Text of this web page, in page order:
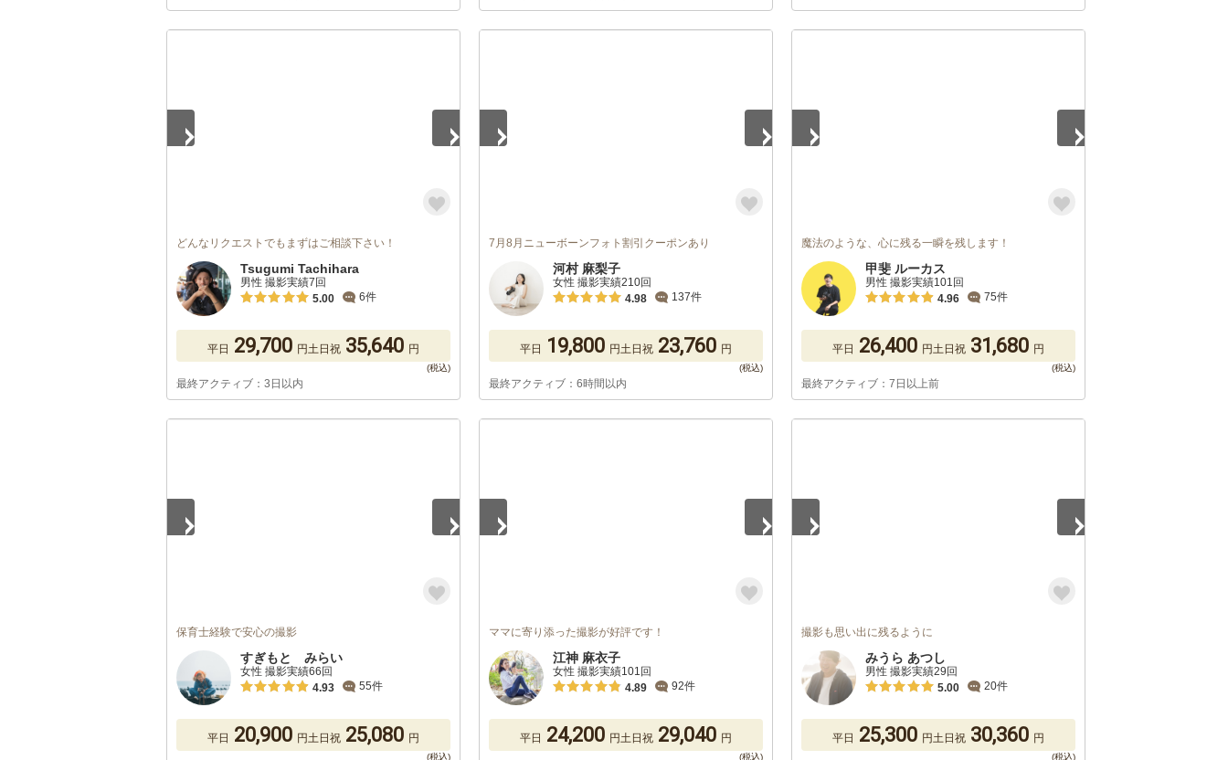
どんなリクエストでもまずはご相談下さい！
Tsugumi Tachihara
男性 撮影実績7回
5.00
6件
平日 29,700 円土日祝 35,640 円
最終アクティブ：3日以内
7月8月ニューボーンフォト割引クーポンあり
河村 麻梨子
女性 撮影実績210回
4.98
137件
平日 19,800 円土日祝 23,760 円
最終アクティブ：6時間以内
魔法のような、心に残る一瞬を残します！
甲斐 ルーカス
男性 撮影実績101回
4.96
75件
平日 26,400 円土日祝 31,680 円
最終アクティブ：7日以上前
保育士経験で安心の撮影
すぎもと みらい
女性 撮影実績66回
4.93
55件
平日 20,900 円土日祝 25,080 円
ママに寄り添った撮影が好評です！
江神 麻衣子
女性 撮影実績101回
4.89
92件
平日 24,200 円土日祝 29,040 円
撮影も思い出に残るように
みうら あつし
男性 撮影実績29回
5.00
20件
平日 25,300 円土日祝 30,360 円